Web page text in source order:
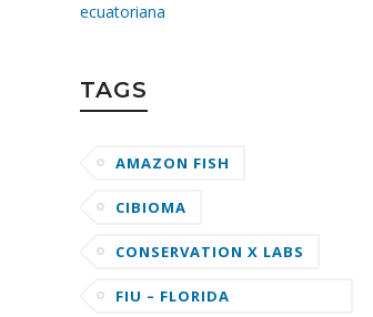
ecuatoriana
TAGS
AMAZON FISH
CIBIOMA
CONSERVATION X LABS
FIU – FLORIDA